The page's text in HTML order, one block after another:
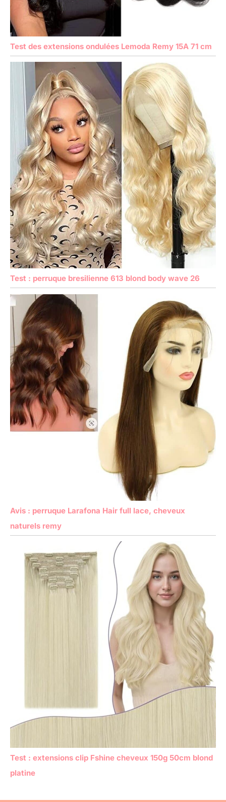
Test des extensions ondulées Lemoda Remy 15A 71 cm
Test : perruque bresilienne 613 blond body wave 26
Avis : perruque Larafona Hair full lace, cheveux
naturels remy
Test : extensions clip Fshine cheveux 150g 50cm blond
platine